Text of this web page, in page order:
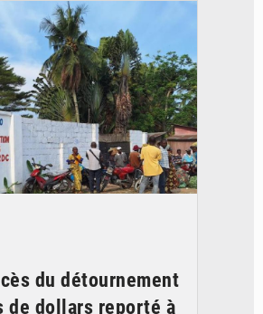
du détournement
de dollars reporté à